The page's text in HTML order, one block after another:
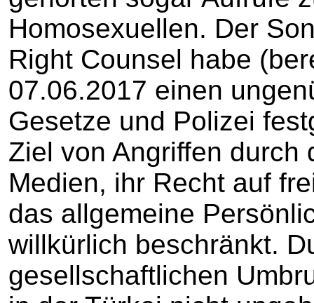
Homosexuellen. Der
Right Counsel habe
07.06.2017 einen
Gesetze und Polizei
Ziel von Angriffen durch
Medien, ihr Recht auf
das allgemeine
willkürlich beschränkt.
gesellschaftlichen